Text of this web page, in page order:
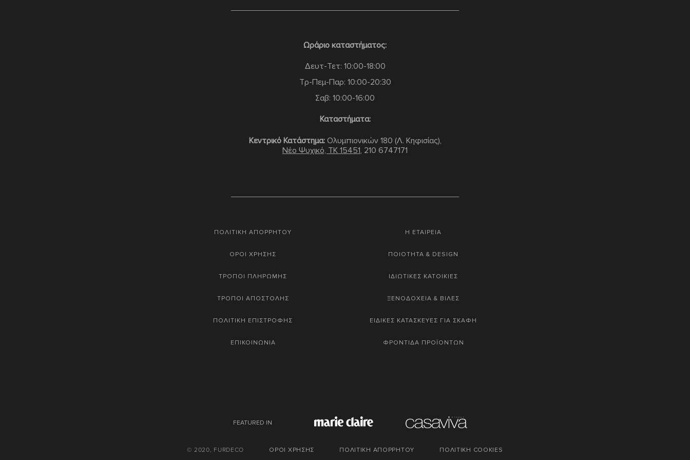
Ωράριο καταστήματος:
Δευτ-Τετ: 10:00-18:00
Τρ-Πεμ-Παρ: 10:00-20:30
Σαβ: 10:00-16:00
Καταστήματα:
Κεντρικό Κατάστημα:Ολυμπιονικών 180 (Λ. Κηφισίας),
Νέο Ψυχικό, TK 15451, 210 6747171
ΠΟΛΙΤΙΚΗ ΑΠΟΡΡΗΤΟΥ
ΟΡΟΙ ΧΡΗΣΗΣ
ΤΡΟΠΟΙ ΠΛΗΡΩΜΗΣ
ΤΡΟΠΟΙ ΑΠΟΣΤΟΛΗΣ
ΠΟΛΙΤΙΚΗ ΕΠΙΣΤΡΟΦΗΣ
ΕΠΙΚΟΙΝΩΝΙΑ
Η ΕΤΑΙΡΕΙΑ
ΠΟΙΟΤΗΤΑ & DESIGN
ΙΔΙΩΤΙΚΕΣ ΚΑΤΟΙΚΙΕΣ
ΞΕΝΟΔΟΧΕΙΑ & ΒΙΛΕΣ
ΕΙΔΙΚΕΣ ΚΑΤΑΣΚΕΥΕΣ ΓΙΑ ΣΚΑΦΗ
ΦΡΟΝΤΙΔΑ ΠΡΟΪΟΝΤΩΝ
FEATURED IN
© 2020, FURDECO ΟΡΟΙ ΧΡΗΣΗΣ ΠΟΛΙΤΙΚΗ ΑΠΟΡΡΗΤΟΥ ΠΟΛΙΤΙΚΗ COOKIES